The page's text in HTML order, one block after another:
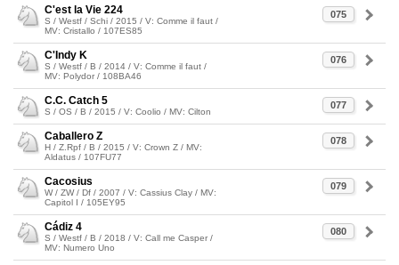
075
C'est la Vie 224
S / Westf / Schi / 2015 / V: Comme il faut /
MV: Cristallo / 107ES85
076
C'Indy K
S / Westf / B / 2014 / V: Comme il faut /
MV: Polydor / 108BA46
077
C.C. Catch 5
S / OS / B / 2015 / V: Coolio / MV: Cilton
078
Caballero Z
H / Z.Rpf / B / 2015 / V: Crown Z / MV:
Aldatus / 107FU77
079
Cacosius
W / ZW / Df / 2007 / V: Cassius Clay / MV:
Capitol I / 105EY95
080
Cádiz 4
S / Westf / B / 2018 / V: Call me Casper /
MV: Numero Uno